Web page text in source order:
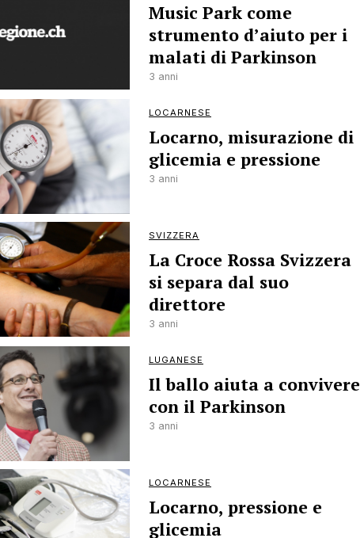
Music Park come
strumento d’aiuto per i
malati di Parkinson
3 anni
LOCARNESE
Locarno, misurazione di
glicemia e pressione
3 anni
SVIZZERA
La Croce Rossa Svizzera
si separa dal suo
direttore
3 anni
LUGANESE
Il ballo aiuta a convivere
con il Parkinson
3 anni
LOCARNESE
Locarno, pressione e
glicemia